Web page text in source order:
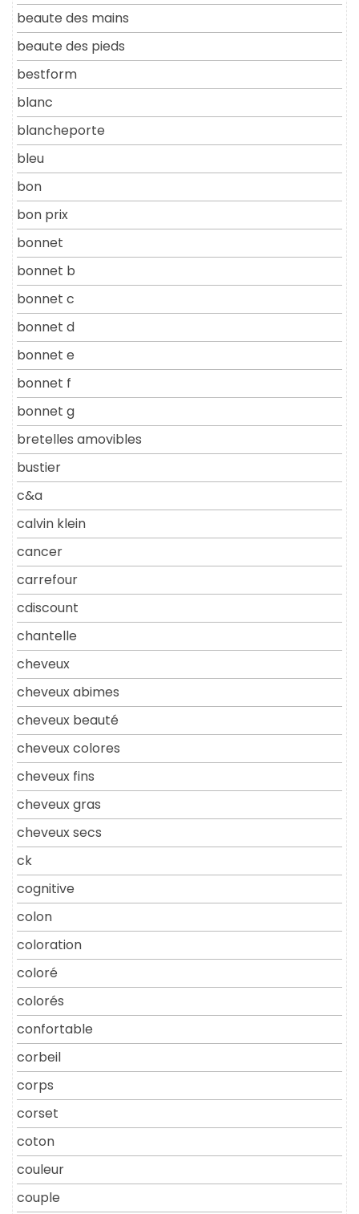
beaute des mains
beaute des pieds
bestform
blanc
blancheporte
bleu
bon
bon prix
bonnet
bonnet b
bonnet c
bonnet d
bonnet e
bonnet f
bonnet g
bretelles amovibles
bustier
c&a
calvin klein
cancer
carrefour
cdiscount
chantelle
cheveux
cheveux abimes
cheveux beauté
cheveux colores
cheveux fins
cheveux gras
cheveux secs
ck
cognitive
colon
coloration
coloré
colorés
confortable
corbeil
corps
corset
coton
couleur
couple